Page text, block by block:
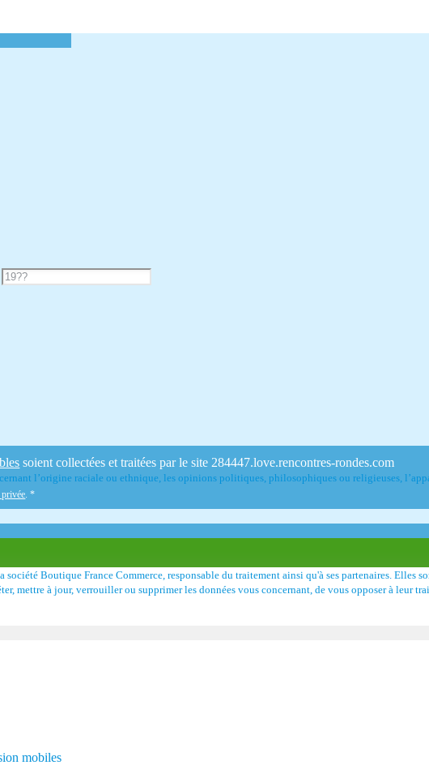
soient collectées et traitées par le site 284447.love.rencontres-rondes.com
l’origine raciale ou ethnique, les opinions politiques, philosophiques ou religieuses,
.*
Boutique France Commerce, responsable du traitement ainsi qu'à ses partenaires. Elles
mettre à jour, verrouiller ou supprimer les données vous concernant, de vous opposer à leur
mobiles